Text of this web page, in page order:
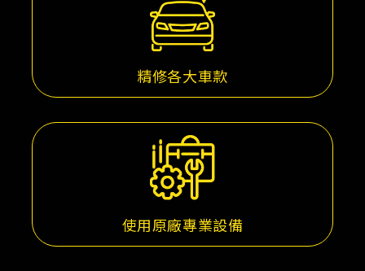
精修各大車款
使用原廠專業設備